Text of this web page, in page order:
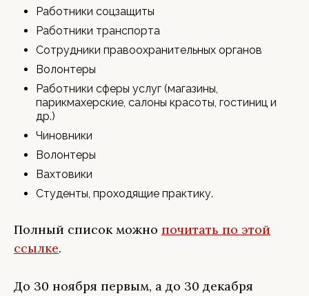
Работники соцзащиты
Работники транспорта
Сотрудники правоохранительных органов
Волонтеры
Работники сферы услуг (магазины,
парикмахерские, салоны красоты, гостиниц и
др.)
Чиновники
Волонтеры
Вахтовики
Студенты, проходящие практику.
Полный список можно почитать по этой
ссылке.
До 30 ноября первым, а до 30 декабря